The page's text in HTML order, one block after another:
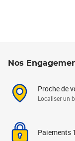
Nos
Proche de
Localiser un
Paiements